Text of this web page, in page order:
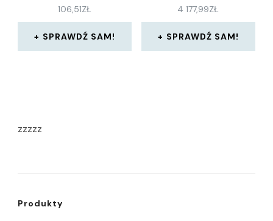
106,51ZŁ
SPRAWDŹ SAM!
4 177,99ZŁ
SPRAWDŹ SAM!
zzzzz
Produkty